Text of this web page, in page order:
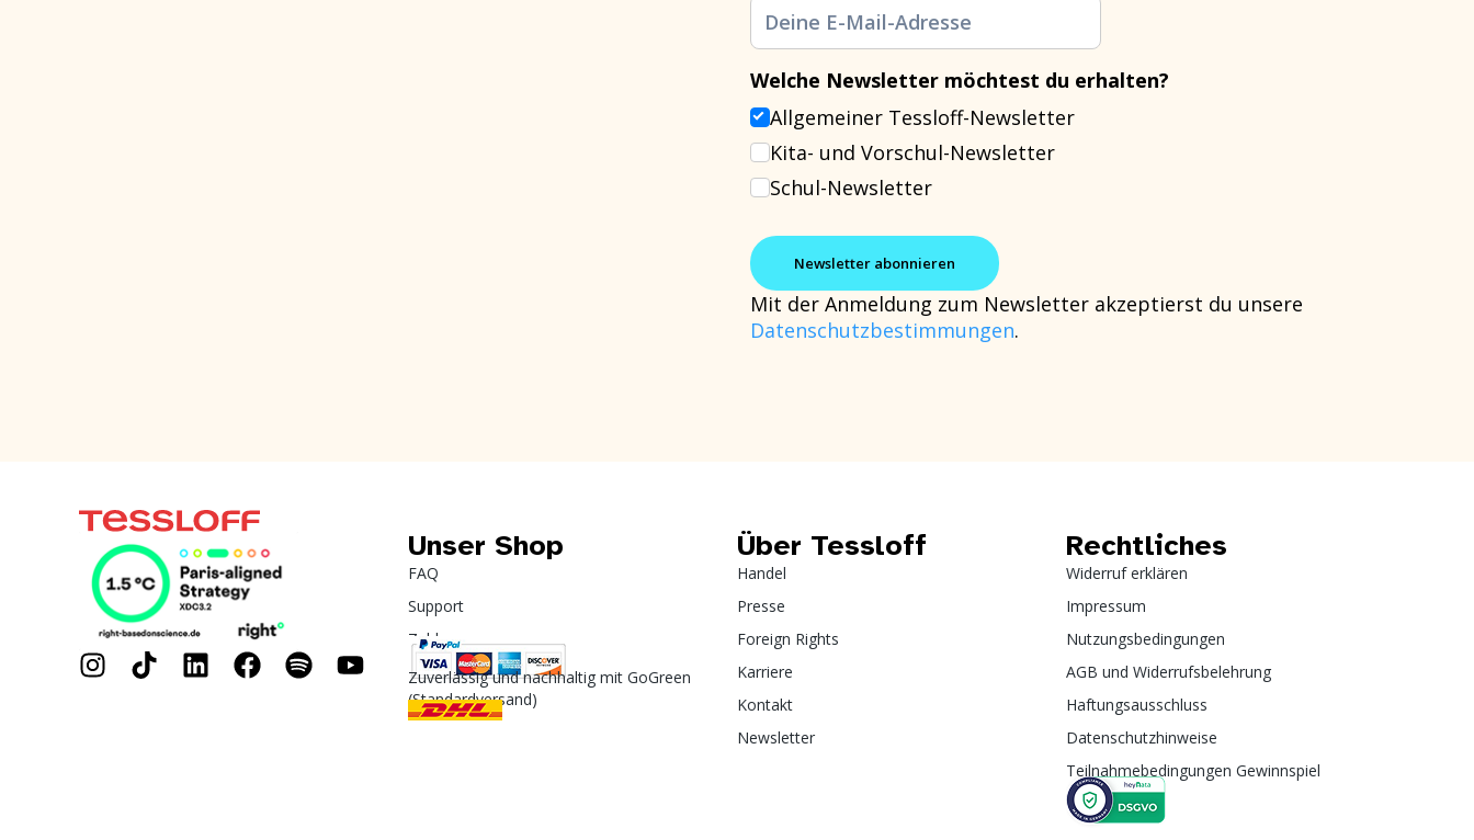
Welche Newsletter möchtest du erhalten?
Allgemeiner Tessloff-Newsletter
Kita- und Vorschul-Newsletter
Schul-Newsletter
Mit der Anmeldung zum Newsletter akzeptierst du unsere
Datenschutzbestimmungen.
Unser Shop
FAQ
Support
Zahlung
Zuverlässig und nachhaltig mit GoGreen
(Standardversand)
Über Tessloff
Handel
Presse
Foreign Rights
Karriere
Kontakt
Newsletter
Rechtliches
Widerruf erklären
Impressum
Nutzungsbedingungen
AGB und Widerrufsbelehrung
Haftungsausschluss
Datenschutzhinweise
Teilnahmebedingungen Gewinnspiel